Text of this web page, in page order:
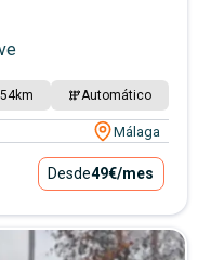
km Automático
Málaga
Desde49€/mes